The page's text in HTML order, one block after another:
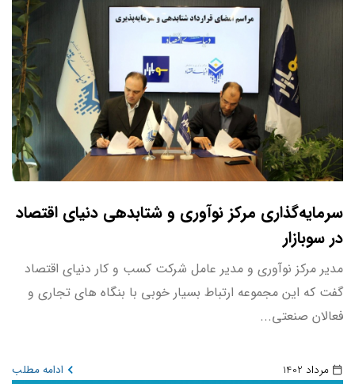
سرمایه‌گذاری مرکز نوآوری و شتابدهی دنیای اقتصاد
در سوبازار
مدیر مرکز نوآوری و مدیر عامل شرکت کسب و کار دنیای اقتصاد
گفت که این مجموعه ارتباط بسیار خوبی با بنگاه های تجاری و
فعالان صنعتی...
مرداد 1402 ادامه مطلب